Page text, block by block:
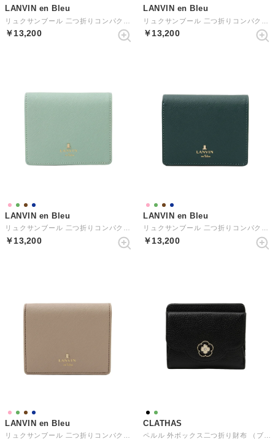
LANVIN en Bleu
￥13,200
LANVIN en Bleu
￥13,200
LANVIN en Bleu
リュクサンブール 二つ折りコンパクト財布
￥13,200
LANVIN en Bleu
リュクサンブール 二つ折りコンパクト財布
￥13,200
LANVIN en Bleu CLATHAS